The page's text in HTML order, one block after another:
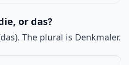
or das?
The plural is Denkmaler.